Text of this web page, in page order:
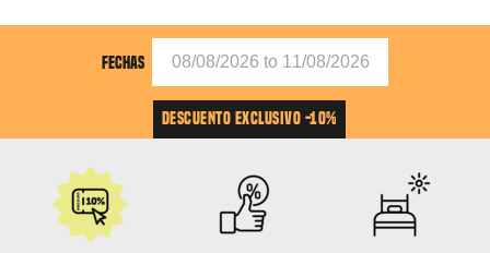
FECHAS
DESCUENTO EXCLUSIVO -10%